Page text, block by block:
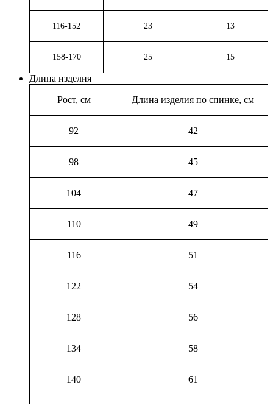
116-152 23 13
158-170 25 15
Длина изделия
Рост, см Длина изделия по спинке, см
92 42
98 45
104 47
110 49
116 51
122 54
128 56
134 58
140 61